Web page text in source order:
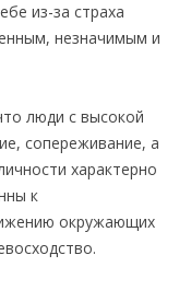
из-за страха
незначимым и
люди с высокой
сопереживание, а
характерно
к
окружающих